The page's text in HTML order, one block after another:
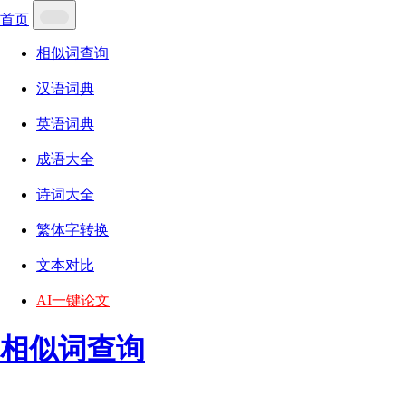
首页
相似词查询
汉语词典
英语词典
成语大全
诗词大全
繁体字转换
文本对比
AI一键论文
相似词查询